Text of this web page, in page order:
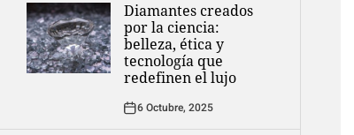
Diamantes creados
por la ciencia:
belleza, ética y
tecnología que
redefinen el lujo
6 Octubre, 2025